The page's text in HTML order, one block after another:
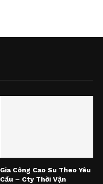
Gia Công Cao Su Theo Yêu
Cầu – Cty Thời Vận